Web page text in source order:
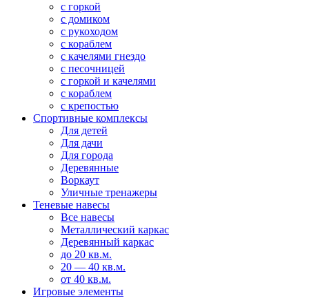
с горкой
с домиком
с рукоходом
с кораблем
с качелями гнездо
с песочницей
с горкой и качелями
с кораблем
с крепостью
Спортивные комплексы
Для детей
Для дачи
Для города
Деревянные
Воркаут
Уличные тренажеры
Теневые навесы
Все навесы
Металлический каркас
Деревянный каркас
до 20 кв.м.
20 — 40 кв.м.
от 40 кв.м.
Игровые элементы